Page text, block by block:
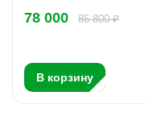
78 000 85 800 ₽
В корзину